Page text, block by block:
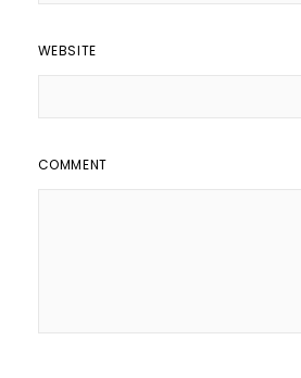
WEBSITE
COMMENT